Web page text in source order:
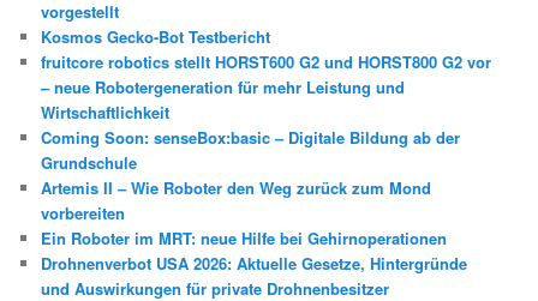
vorgestellt
Kosmos Gecko-Bot Testbericht
fruitcore robotics stellt HORST600 G2 und HORST800 G2 vor
– neue Robotergeneration für mehr Leistung und
Wirtschaftlichkeit
Coming Soon: senseBox:basic – Digitale Bildung ab der
Grundschule
Artemis II – Wie Roboter den Weg zurück zum Mond
vorbereiten
Ein Roboter im MRT: neue Hilfe bei Gehirnoperationen
Drohnenverbot USA 2026: Aktuelle Gesetze, Hintergründe
und Auswirkungen für private Drohnenbesitzer